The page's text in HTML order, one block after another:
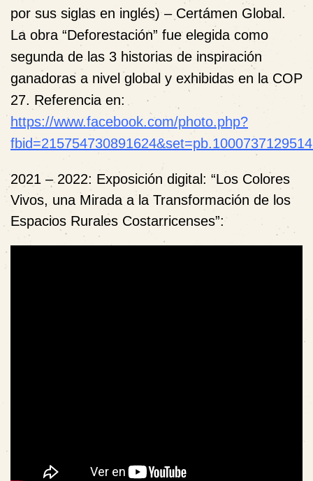
por sus siglas en inglés)– Certámen Global.
La obra “Deforestación” fue elegida como
segunda de las 3 historias de inspiración
ganadoras a nivel global y exhibidas en la COP
27. Referencia en:
https://www.facebook.com/photo.php?
2021 – 2022: Exposición digital: “Los Colores
Vivos, una Mirada a la Transformación de los
Espacios Rurales Costarricenses”: